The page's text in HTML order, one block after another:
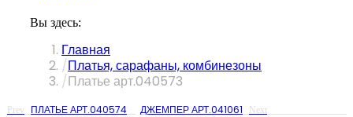
Вы здесь:
Главная
Платья, сарафаны, комбинезоны
Платье арт.040573
Prev ПЛАТЬЕ АРТ.040574 ДЖЕМПЕР АРТ.041061 Next